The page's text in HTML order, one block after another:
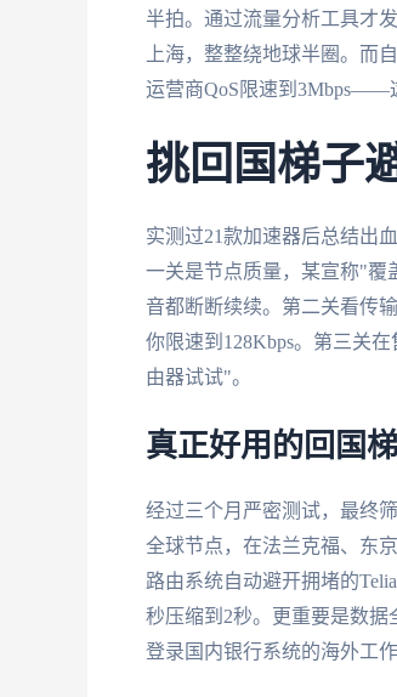
半拍。通过流量分析工具才
上海，整整绕地球半圈。而
运营商QoS限速到3Mbps——
挑回国梯子
实测过21款加速器后总结出
一关是节点质量，某宣称"覆
音都断断续续。第二关看传
你限速到128Kbps。第三关
由器试试"。
真正好用的回国
经过三个月严密测试，最终
全球节点，在法兰克福、东
路由系统自动避开拥堵的
秒压缩到2秒。更重要是数
登录国内银行系统的海外工作